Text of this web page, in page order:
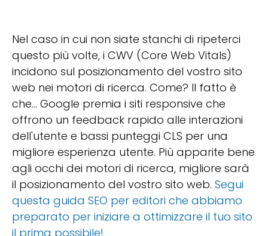
Nel caso in cui non siate stanchi di ripeterci
questo più volte, i CWV (Core Web Vitals)
incidono sul posizionamento del vostro sito
web nei motori di ricerca. Come? Il fatto è
che... Google premia i siti responsive che
offrono un feedback rapido alle interazioni
dell'utente e bassi punteggi CLS per una
migliore esperienza utente. Più apparite bene
agli occhi dei motori di ricerca, migliore sarà
il posizionamento del vostro sito web. Segui
questa guida SEO per editori che abbiamo
preparato per iniziare a ottimizzare il tuo sito
il prima possibile!